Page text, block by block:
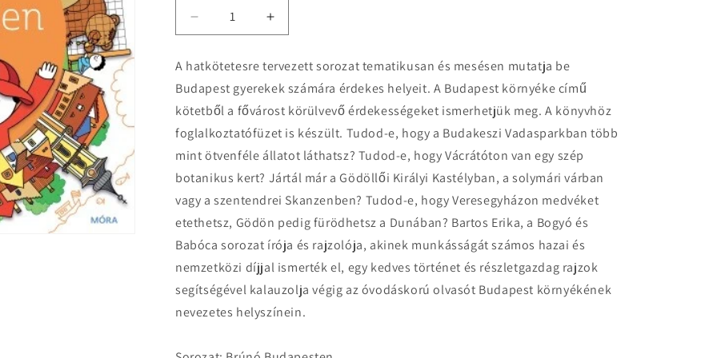
Decrease
quantity
for
Bartos
Erika:
Brúnó
Budapesten
6.
-
Budapest
Increase
quantity
Bartos
Erika:
Brúnó
Budapesten
6.
-
Budapest
környéke
A hatkötetesre tervezett sorozat tematikusan és mesésen mutatja be
Budapest gyerekek számára érdekes helyeit. A Budapest környéke című
kötetből a fővárost körülvevő érdekességeket ismerhetjük meg. A könyvhöz
foglalkoztatófüzet is készült. Tudod-e, hogy a Budakeszi Vadasparkban több
mint ötvenféle állatot láthatsz? Tudod-e, hogy Vácrátóton van egy szép
botanikus kert? Jártál már a Gödöllői Királyi Kastélyban, a solymári várban
vagy a szentendrei Skanzenben? Tudod-e, hogy Veresegyházon medvéket
etethetsz, Gödön pedig fürödhetsz a Dunában? Bartos Erika, a Bogyó és
Babóca sorozat írója és rajzolója, akinek munkásságát számos hazai és
nemzetközi díjjal ismerték el, egy kedves történet és részletgazdag rajzok
segítségével kalauzolja végig az óvodáskorú olvasót Budapest környékének
nevezetes helyszínein.